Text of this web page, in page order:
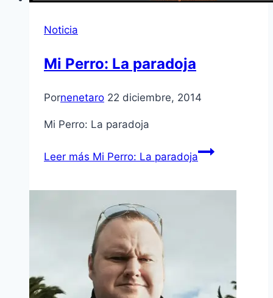
Noticia
Mi Perro: La paradoja
Pornenetaro 22 diciembre, 2014
Mi Perro: La paradoja
Leer más Mi Perro: La paradoja